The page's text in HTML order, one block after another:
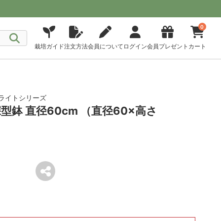
栽培ガイド注文方法会員について ログイン会員プレゼント
0
カート
イトシリーズ
鉢 直径60cm （直径60×高さ